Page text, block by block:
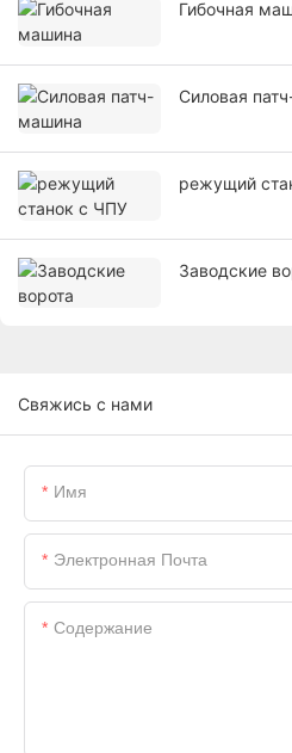
Гибочная
Силовая
режущий
Заводские
Свяжись с нами
Имя
Электронная Почта
Содержание